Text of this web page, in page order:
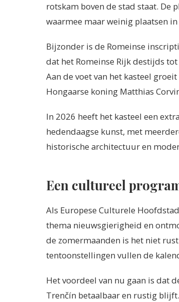
rotskam boven de stad staat. De
waarmee maar weinig plaatsen
Bijzonder is de Romeinse
dat het Romeinse Rijk destijds
Aan de voet van het kasteel
Hongaarse koning Matthias
In 2026 heeft het kasteel een
hedendaagse kunst, met
historische architectuur en
Een cultureel
Als Europese Culturele
thema nieuwsgierigheid en
de zomermaanden is het niet
tentoonstellingen vullen de
Het voordeel van nu gaan is dat
Trenčín betaalbaar en rustig